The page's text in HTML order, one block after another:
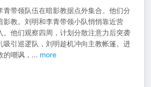
青带领队伍在暗影教据点外集合。他们分
影教。刘明和李青带领小队悄悄靠近营
。他们观察四周，计划分散注意力后突袭
吸引巡逻队，刘明趁机冲向主教帐篷。进
的嘲讽， ... more